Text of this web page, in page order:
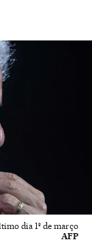
dia 1º de março
AFP